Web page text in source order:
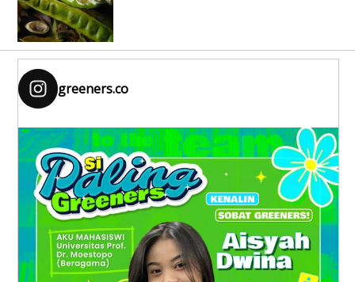
greeners.co